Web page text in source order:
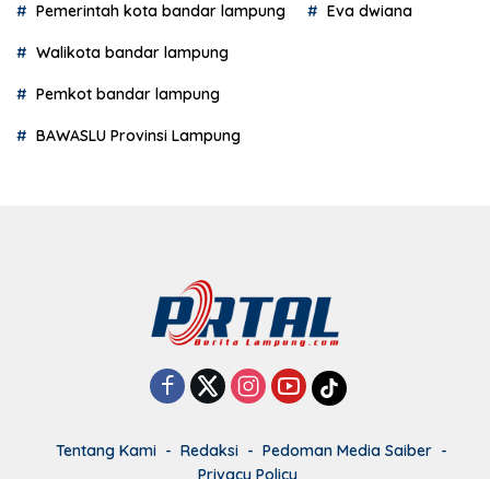
Pemerintah kota bandar lampung Eva dwiana
Walikota bandar lampung
Pemkot bandar lampung
BAWASLU Provinsi Lampung
Tentang Kami Redaksi
Pedoman Media Saiber
Privacy Policy